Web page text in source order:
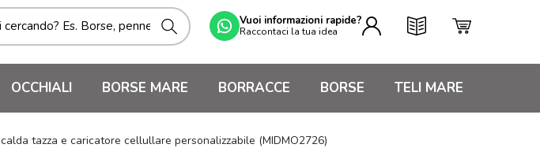
Vuoi informazioni rapide?
Raccontaci la tua idea
OCCHIALI BORSE MARE BORRACCE BORSE TELI MARE
tazza e caricatore cellullare personalizzabile (MIDMO2726)